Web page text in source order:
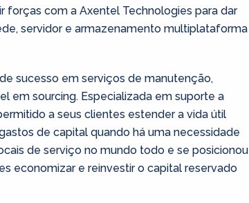
forças com a Axentel Technologies para dar
servidor e armazenamento multiplataforma
sucesso em serviços de manutenção,
em sourcing. Especializada em suporte a
a seus clientes estender a vida útil
de capital quando há uma necessidade
de serviço no mundo todo e se posicionou
economizar e reinvestir o capital reservado